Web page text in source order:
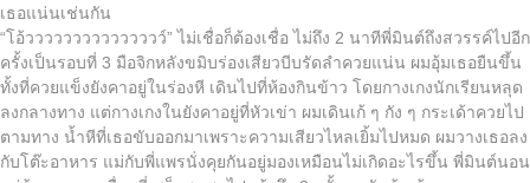
เธอแน่นเช่นกัน
“โอ้ววววววววววววววว์” ไม่เชื่อก็ต้องเชื่อ ไม่ถึง 2 นาทีพี่มินต์ถึงสวรรค์ไปอีก
ครั้งเป็นรอบที่ 3 มือจิกหลังขมิบร่องเสียวบีบรัดลำควยแน่น ผมอุ้มเธอยืนขึ้น
ทั้งที่ควยแข็งยังคาอยู่ในร่องหี เดินไปที่ห้องกินข้าว โดยกางเกงนักเรียนหลุด
ลงกลางทาง แต่กางเกงในยังคาอยู่ที่หัวเข่า ผมเดินเก้ ๆ กัง ๆ กระเด้าควยไป
ตามทาง น้ำหีที่เธอขับออกมาเพราะความเสียวไหลเยิ้มไปหมด ผมวางเธอลง
กับโต๊ะอาหาร แม่กับพี่แพรนั่งคุยกันอยู่มองเหมือนไม่เกิดอะไรขึ้น พี่มินต์นอน